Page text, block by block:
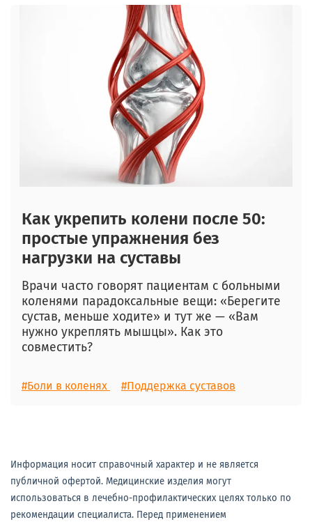
Как укрепить колени после 50:
простые упражнения без
нагрузки на суставы
Врачи часто говорят пациентам с больными
коленями парадоксальные вещи: «Берегите
сустав, меньше ходите» и тут же — «Вам
нужно укреплять мышцы». Как это
совместить?
#Боли в коленях #Поддержка суставов
Информация носит справочный характер и не является
публичной офертой. Медицинские изделия могут
использоваться в лечебно-профилактических целях только по
рекомендации специалиста. Перед применением